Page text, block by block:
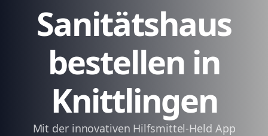
Sanitätshaus
bestellen in
Knittlingen
Mit der innovativen Hilfsmittel-Held App